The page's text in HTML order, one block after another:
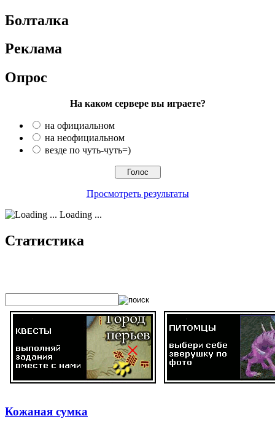
Болталка
Реклама
Опрос
На каком сервере вы играете?
на официальном
на неофициальном
везде по чуть-чуть=)
Просмотреть результаты
Loading ...
Статистика
Кожаная сумка